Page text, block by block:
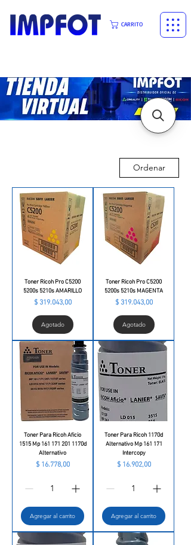
CARRITO
Ordenar
Toner Ricoh Pro C5200
5200s 5210s AMARILLO
Precio
$ 319.043,00
Agotado
Toner Ricoh Pro C5200
5200s 5210s MAGENTA
Precio
$ 319.043,00
Agotado
Toner Para Ricoh Aficio
1515 Mp 161 171 201 1170d
Alternativo
Precio
$ 16.778,00
Agregar al carrito
Toner Para Ricoh 1170d
Alternativo Mp 161 171
Intercopy
Precio
$ 16.902,00
Agregar al carrito